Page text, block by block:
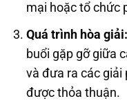
mại hoặc tổ chức
Quá trình hòa giải:
buổi gặp gỡ giữa
và đưa ra các giải
được thỏa thuận.